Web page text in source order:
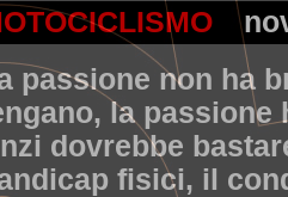
passione non ha
la passione
dovrebbe
fisici, il